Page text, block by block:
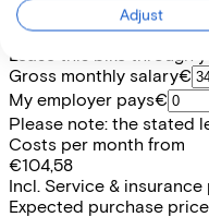
EMPLOYEE SELF-
Lease this bike through
Gross monthly salary€
My employer pays€
Please note: the stated
Costs per month from
€104,58
Incl. Service & insurance
Expected purchase
Adjust